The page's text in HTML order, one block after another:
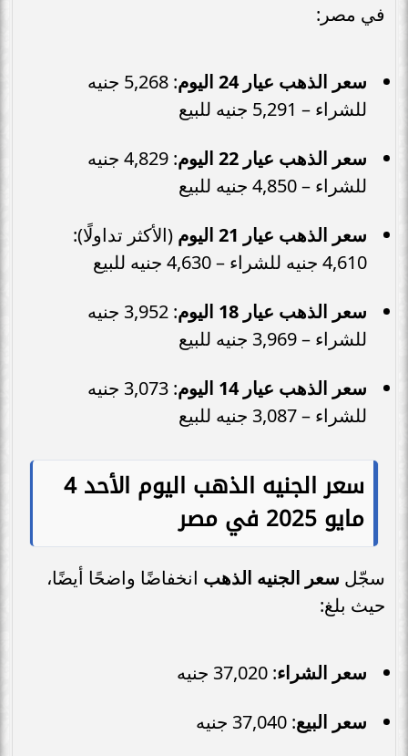
في مصر:
سعر الذهب عيار 24 اليوم
: 5,268 جنيه
للشراء – 5,291 جنيه للبيع
سعر الذهب عيار 22 اليوم
: 4,829 جنيه
للشراء – 4,850 جنيه للبيع
سعر الذهب عيار 21 اليوم
(الأكثر تداولًا):
4,610 جنيه للشراء – 4,630 جنيه للبيع
سعر الذهب عيار 18 اليوم
: 3,952 جنيه
للشراء – 3,969 جنيه للبيع
سعر الذهب عيار 14 اليوم
: 3,073 جنيه
للشراء – 3,087 جنيه للبيع
سعر الجنيه الذهب اليوم الأحد 4
مايو 2025 في مصر
سجّل سعر الجنيه الذهب انخفاضًا واضحًا أيضًا،
حيث بلغ:
سعر الشراء: 37,020 جنيه
سعر البيع: 37,040 جنيه